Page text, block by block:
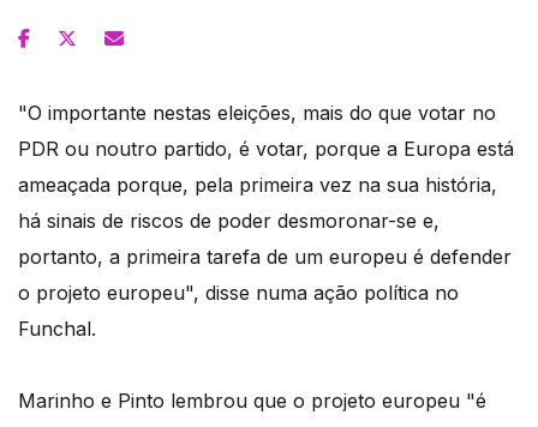
"O importante nestas eleições, mais do que votar no
PDR ou noutro partido, é votar, porque a Europa está
ameaçada porque, pela primeira vez na sua história,
há sinais de riscos de poder desmoronar-se e,
portanto, a primeira tarefa de um europeu é defender
o projeto europeu", disse numa ação política no
Funchal.
Marinho e Pinto lembrou que o projeto europeu "é